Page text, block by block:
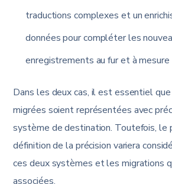
traductions complexes et un
données pour compléter les
enregistrements au fur et à
Dans les deux cas, il est essentiel
migrées soient représentées avec
système de destination. Toutefois, le
définition de la précision variera
ces deux systèmes et les migrations
associées.